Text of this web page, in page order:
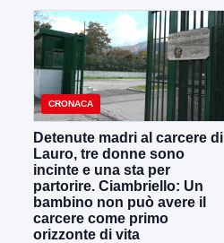
CRONACA
Detenute madri al carcere di
Lauro, tre donne sono
incinte e una sta per
partorire. Ciambriello: Un
bambino non può avere il
carcere come primo
orizzonte di vita